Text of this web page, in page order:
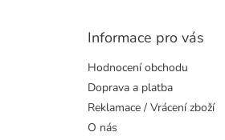
Informace pro vás
Hodnocení obchodu
Doprava a platba
Reklamace / Vrácení zboží
O nás